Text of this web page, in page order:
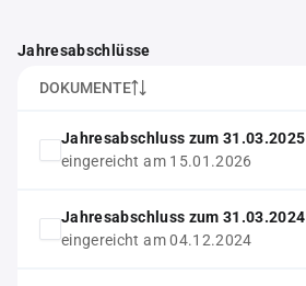
Jahresabschlüsse
DOKUMENTE
Jahresabschluss zum 31.03.2025
eingereicht am 15.01.2026
Jahresabschluss zum 31.03.2024
eingereicht am 04.12.2024